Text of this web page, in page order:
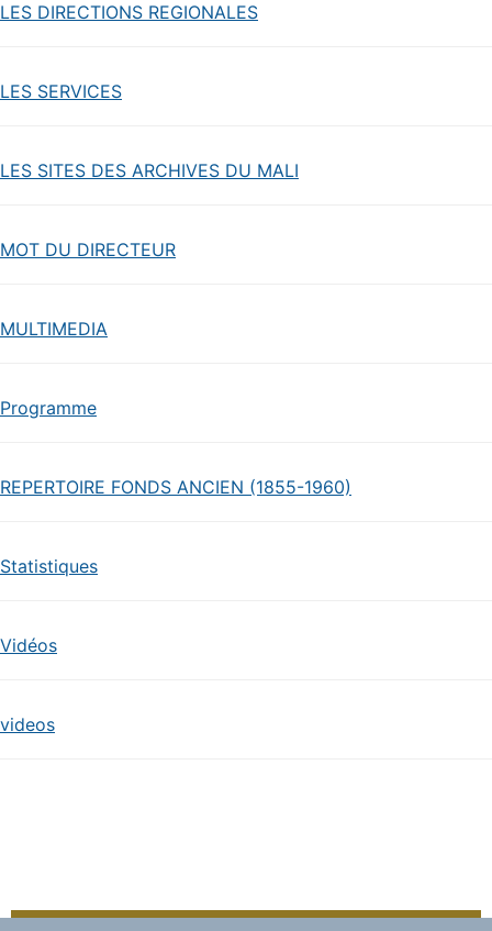
LES DIRECTIONS REGIONALES
LES SERVICES
LES SITES DES ARCHIVES DU MALI
MOT DU DIRECTEUR
MULTIMEDIA
Programme
REPERTOIRE FONDS ANCIEN (1855-1960)
Statistiques
Vidéos
videos